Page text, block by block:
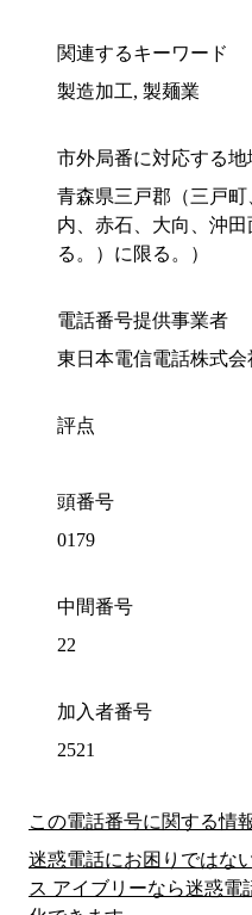
関連するキーワード
製造加工, 製麺業
市外局番に対応する地
青森県三戸郡（三戸
内、赤石、大向、沖
る。）に限る。）
電話番号提供事業者
東日本電信電話株式会
評点
頭番号
0179
中間番号
22
加入者番号
2521
この電話番号に関する情
迷惑電話にお困りではな
ス アイブリーなら迷惑